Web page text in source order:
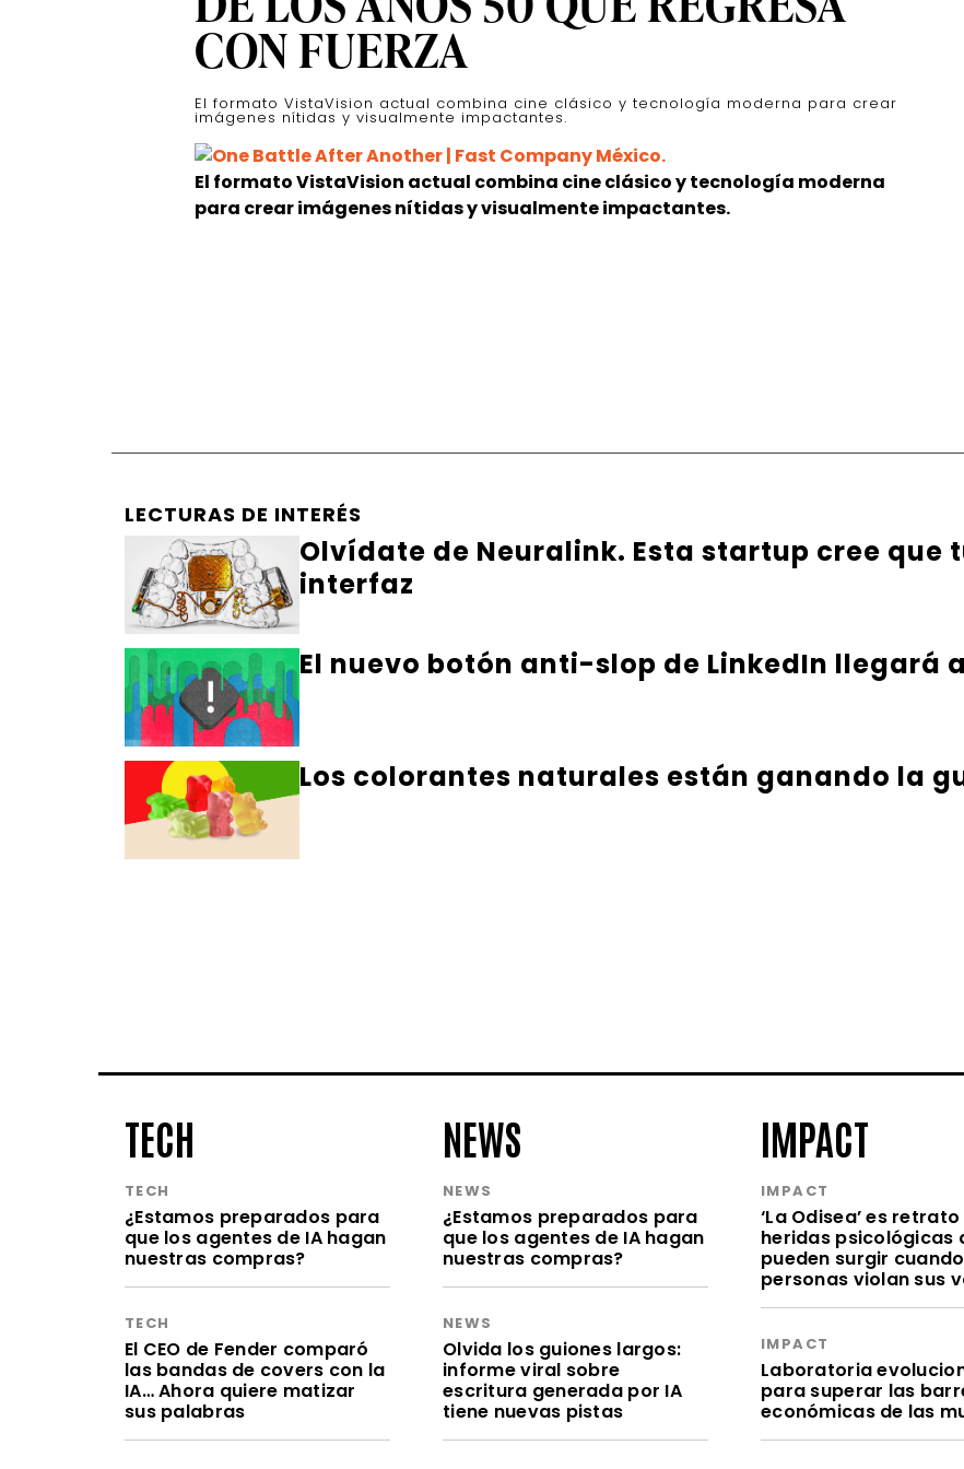
CON FUERZA
El formato VistaVision actual combina cine clásico y tecnología moderna para crear
imágenes nítidas y visualmente impactantes.
El formato VistaVision actual combina cine clásico y tecnología moderna
para crear imágenes nítidas y visualmente impactantes.
LECTURAS DE INTERÉS
Olvídate de Neuralink. Esta startup cree que
interfaz
El nuevo botón anti-slop de LinkedIn llegará
Los colorantes naturales están ganando la
TECH
TECH
¿Estamos preparados para
que los agentes de IA hagan
nuestras compras?
TECH
El CEO de Fender comparó
las bandas de covers con la
IA… Ahora quiere matizar
sus palabras
NEWS
NEWS
¿Estamos preparados para
que los agentes de IA hagan
nuestras compras?
NEWS
Olvida los guiones largos:
informe viral sobre
escritura generada por IA
tiene nuevas pistas
IMPACT
IMPACT
‘La Odisea’ es
heridas psicológicas
pueden surgir
personas violan sus
IMPACT
Laboratoria
para superar las
económicas de las